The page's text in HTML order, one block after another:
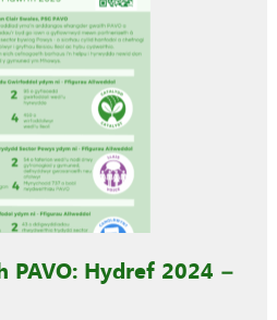
PAVO: Hydref 2024 –